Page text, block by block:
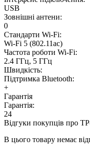
USB
Зовнішні антени:
0
Стандарти Wi-Fi:
Wi-Fi 5 (802.11ac)
Частота роботи Wi-Fi:
2.4 ГГц, 5 ГГц
Швидкість:
Підтримка Bluetooth:
+
Гарантія
Гарантія:
24
Відгуки покупців про
В цього товару немає